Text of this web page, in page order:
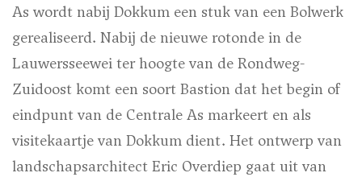
As wordt nabij Dokkum een stuk van een Bolwerk
gerealiseerd. Nabij de nieuwe rotonde in de
Lauwersseewei ter hoogte van de Rondweg-
Zuidoost komt een soort Bastion dat het begin of
eindpunt van de Centrale As markeert en als
visitekaartje van Dokkum dient. Het ontwerp van
landschapsarchitect Eric Overdiep gaat uit van